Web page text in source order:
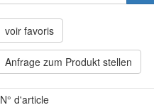
voir favoris
Anfrage zum Produkt stellen
N° d'article